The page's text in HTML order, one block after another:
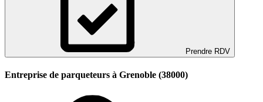
Prendre RDV
Entreprise de parqueteurs à Grenoble (38000)